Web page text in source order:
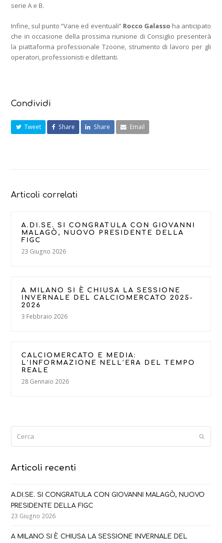
serie A e B.
Infine, sul punto “Varie ed eventuali” Rocco Galasso ha anticipato
che in occasione della prossima riunione di Consiglio presenterà
la piattaforma professionale Tzoone, strumento di lavoro per gli
operatori, professionisti e dilettanti.
Condividi
Tweet Share Share Email
Articoli correlati
A.DI.SE. SI CONGRATULA CON GIOVANNI
MALAGÒ, NUOVO PRESIDENTE DELLA
FIGC
23 Giugno 2026
A MILANO SI È CHIUSA LA SESSIONE
INVERNALE DEL CALCIOMERCATO 2025-
2026
3 Febbraio 2026
CALCIOMERCATO E MEDIA:
L’INFORMAZIONE NELL’ERA DEL TEMPO
REALE
28 Gennaio 2026
Submit
Articoli recenti
A.DI.SE. SI CONGRATULA CON GIOVANNI MALAGÒ, NUOVO
PRESIDENTE DELLA FIGC
23 Giugno 2026
A MILANO SI È CHIUSA LA SESSIONE INVERNALE DEL